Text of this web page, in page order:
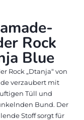
Rock
Blue
Rock „Dtanja“ von
verzaubert mit
Tüll und
Bund. Der
Stoff sorgt für